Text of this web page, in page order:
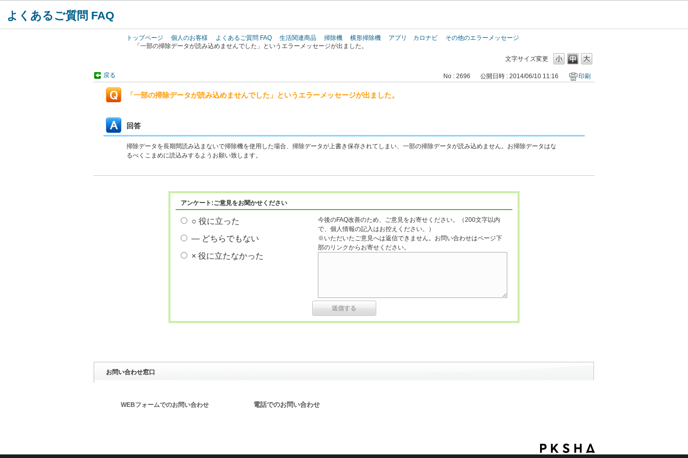
よくあるご質問 FAQ
トップページ 個人のお客様 よくあるご質問 FAQ 生活関連商品 掃除機 横形掃除機 アプリ カロナビ
その他のエラーメッセージ
「一部の掃除データが読み込めませんでした」というエラーメッセージが出ました。
文字サイズ変更
戻る No : 2696 公開日時 : 2014/06/10 11:16 印刷
「一部の掃除データが読み込めませんでした」というエラーメッセージが出ました。
回答
掃除データを長期間読み込まないで掃除機を使用した場合、掃除データが上書き保存されてしまい、一部の掃除データが読み込めません。お掃除データはな
るべくこまめに読込みするようお願い致します。
アンケート:ご意見をお聞かせください
○ 役に立った
― どちらでもない
× 役に立たなかった
今後のFAQ改善のため、ご意見をお寄せください。（200文字以内
で、個人情報の記入はお控えください。）
※いただいたご意見へは返信できません。お問い合わせはページ下
部のリンクからお寄せください。
お問い合わせ窓口
WEBフォームでのお問い合わせ 電話でのお問い合わせ